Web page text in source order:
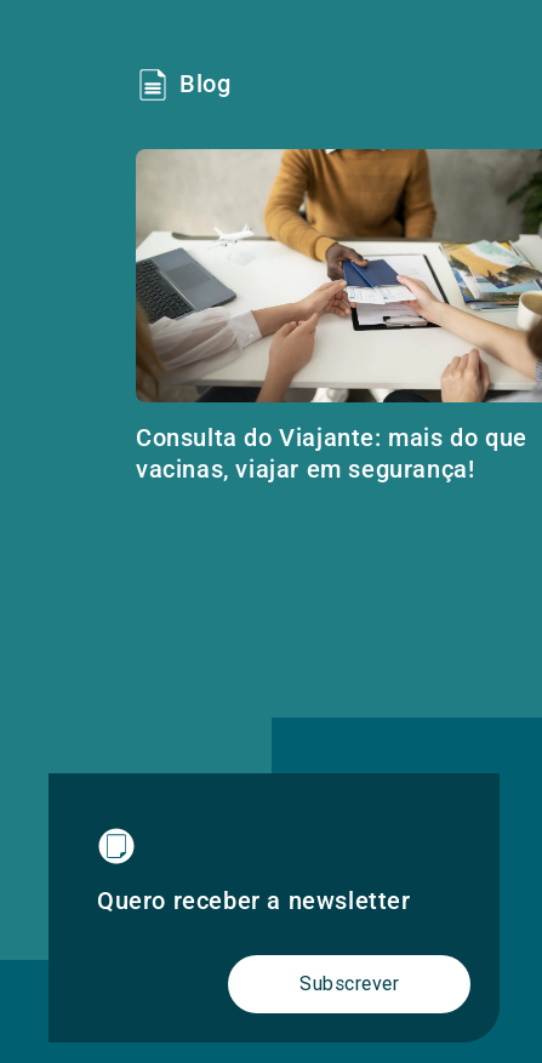
Blog
Consulta do Viajante: mais do que
vacinas, viajar em segurança!
Quero receber a newsletter
Subscrever